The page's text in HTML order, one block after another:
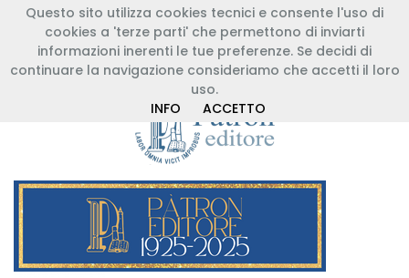
+39 051 767003
info@patroneditore.com
Registrazione Libreria
Registrazione Cliente
Entra
Questo sito utilizza cookies tecnici e consente l'uso di
cookies a 'terze parti' che permettono di inviarti
informazioni inerenti le tue preferenze. Se decidi di
continuare la navigazione consideriamo che accetti il loro
uso.
INFO
ACCETTO